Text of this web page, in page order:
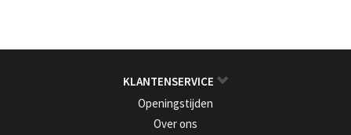
KLANTENSERVICE
Openingstijden
Over ons